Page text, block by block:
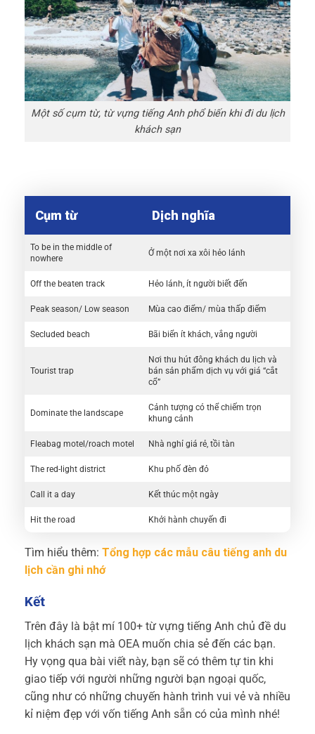
Một số cụm từ, từ vựng tiếng Anh phổ biến khi đi du lịch
khách sạn
Cụm từ Dịch nghĩa
To be in the middle of
nowhere
Ở một nơi xa xôi hẻo lánh
Off the beaten track Hẻo lánh, ít người biết đến
Peak season/ Low season Mùa cao điểm/ mùa thấp điểm
Secluded beach Bãi biển ít khách, vắng người
Tourist trap
Nơi thu hút đông khách du lịch và
bán sản phẩm dịch vụ với giá “cắt
cổ”
Dominate the landscape
Cảnh tượng có thể chiếm trọn
khung cảnh
Fleabag motel/roach motel Nhà nghỉ giá rẻ, tồi tàn
The red-light district Khu phố đèn đỏ
Call it a day Kết thúc một ngày
Hit the road Khởi hành chuyến đi
Tìm hiểu thêm: Tổng hợp các mẫu câu tiếng anh du
lịch cần ghi nhớ
Kết
Trên đây là bật mí 100+ từ vựng tiếng Anh chủ đề du
lịch khách sạn mà OEA muốn chia sẻ đến các bạn.
Hy vọng qua bài viết này, bạn sẽ có thêm tự tin khi
giao tiếp với người những người bạn ngoại quốc,
cũng như có những chuyến hành trình vui vẻ và nhiều
kỉ niệm đẹp với vốn tiếng Anh sẵn có của mình nhé!